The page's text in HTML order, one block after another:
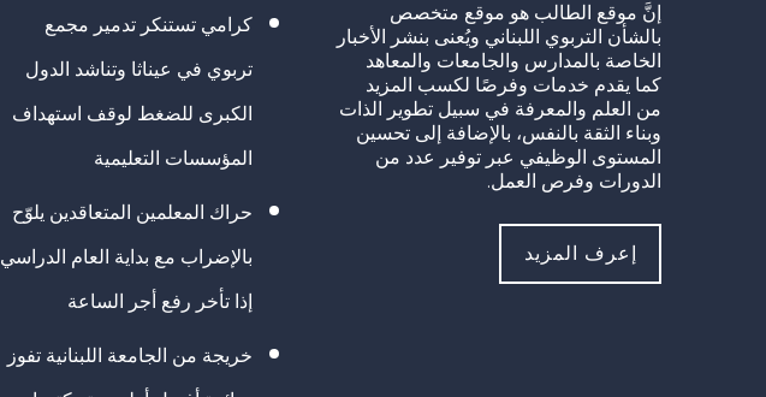
إنَّ موقع الطالب هو موقع متخصص
بالشأن التربوي اللبناني ويُعنى بنشر الأخبار
الخاصة بالمدارس والجامعات والمعاهد
كما يقدم خدمات وفرصًا لكسب المزيد
من العلم والمعرفة في سبيل تطوير الذات
وبناء الثقة بالنفس، بالإضافة إلى تحسين
المستوى الوظيفي عبر توفير عدد من
الدورات وفرص العمل.
إعرف المزيد
كرامي تستنكر تدمير مجمع
تربوي في عيناثا وتناشد الدول
الكبرى للضغط لوقف استهداف
المؤسسات التعليمية
حراك المعلمين المتعاقدين يلوّح
بالإضراب مع بداية العام الدراسي
إذا تأخر رفع أجر الساعة
خريجة من الجامعة اللبنانية تفوز